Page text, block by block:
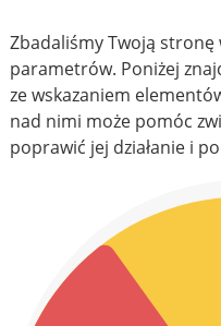
Zbadaliśmy Twoją
parametrów. Poniżej
ze wskazaniem
nad nimi może pomóc
poprawić jej działanie i